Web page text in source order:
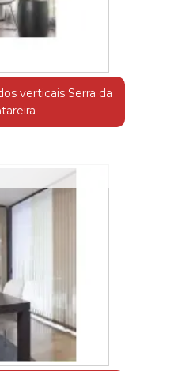
verticais Serra da